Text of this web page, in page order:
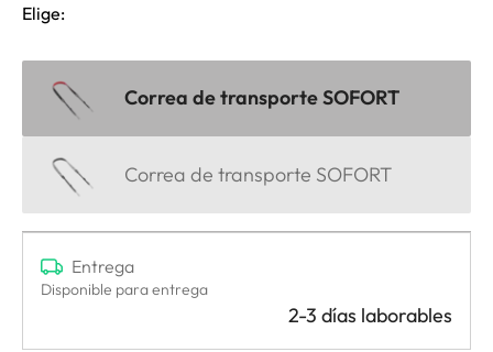
Elige:
Correa de transporte SOFORT
Correa de transporte SOFORT
Entrega
Disponible para entrega
2-3 días laborables